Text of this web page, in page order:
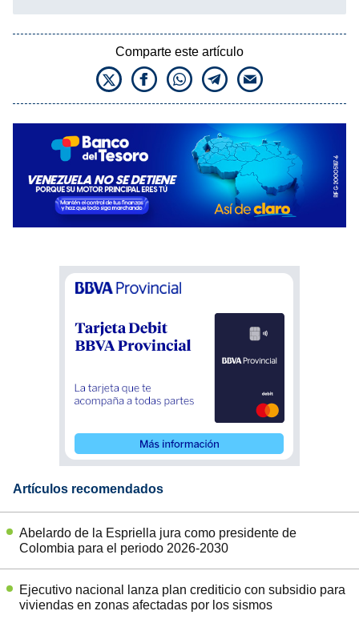
Comparte este artículo
Artículos recomendados
Abelardo de la Espriella jura como presidente de
Colombia para el periodo 2026-2030
Ejecutivo nacional lanza plan crediticio con subsidio para
viviendas en zonas afectadas por los sismos